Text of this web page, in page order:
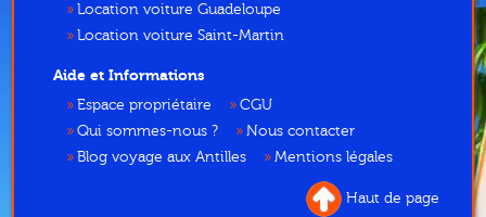
Location voiture Guadeloupe
Location voiture Saint-Martin
Aide et Informations
Espace propriétaire
CGU
Qui sommes-nous ?
Nous contacter
Blog voyage aux Antilles
Mentions légales
Haut de page